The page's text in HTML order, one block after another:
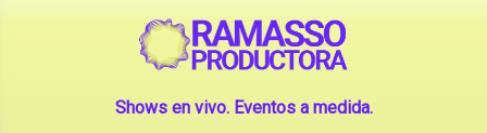
Shows en vivo. Eventos a medida.